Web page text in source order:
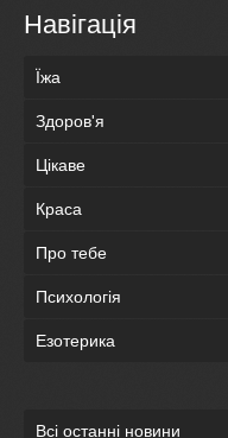
Навігація
Їжа
Здоров'я
Цікаве
Краса
Про тебе
Психологія
Езотерика
Всі останні новини